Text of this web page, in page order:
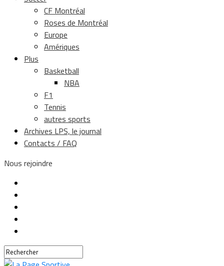
CF Montréal
Roses de Montréal
Europe
Amériques
Plus
Basketball
NBA
F1
Tennis
autres sports
Archives LPS, le journal
Contacts / FAQ
Nous rejoindre